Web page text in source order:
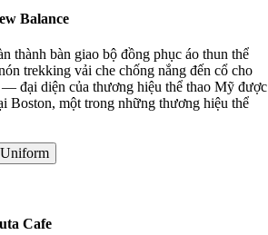
Balance
thành bàn giao bộ đồng phục áo thun thể
trekking vải che chống nắng đến cổ cho
đại diện của thương hiệu thể thao Mỹ được
Boston, một trong những thương hiệu thể
Cafe